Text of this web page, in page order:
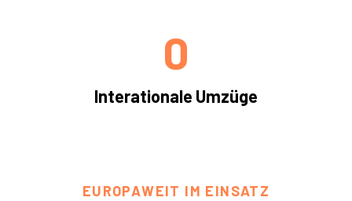
Interationale Umzüge
0
EUROPAWEIT IM EINSATZ